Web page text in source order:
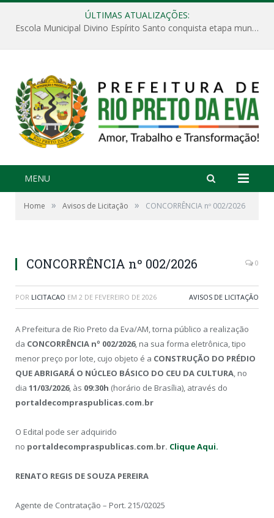
ÚLTIMAS ATUALIZAÇÕES:
Escola Municipal Divino Espírito Santo conquista etapa municipal da V Feira Amazonense de Matemática
MENU
Home » Avisos de Licitação » CONCORRÊNCIA nº 002/2026
CONCORRÊNCIA nº 002/2026 0
POR LICITACAO EM 2 DE FEVEREIRO DE 2026 AVISOS DE LICITAÇÃO
A Prefeitura de Rio Preto da Eva/AM, torna público a realização
da CONCORRÊNCIA nº 002/2026, na sua forma eletrônica, tipo
menor preço por lote, cujo objeto é a CONSTRUÇÃO DO PRÉDIO
QUE ABRIGARÁ O NÚCLEO BÁSICO DO CEU DA CULTURA, no
dia 11/03/2026, às 09:30h (horário de Brasília), através do
portaldecompraspublicas.com.br
O Edital pode ser adquirido
no portaldecompraspublicas.com.br. Clique Aqui.
RENATO REGIS DE SOUZA PEREIRA
Agente de Contratação – Port. 215/02025